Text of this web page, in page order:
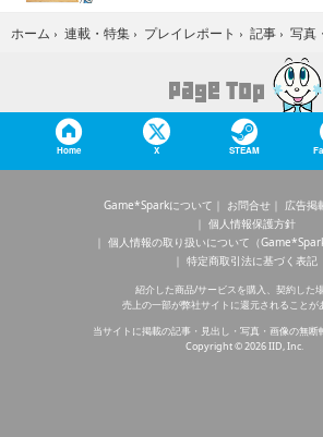
ホーム › 連載・特集 › プレイレポート › 記事 › 写真
Home X STEAM
Game*Sparkについて お問合せ 広告掲
個人情報保護方針
個人情報の取り扱いについて（Game*Spark
特定商取引法に基づく表記
紹介した商品/サービスを購入、契約した場
売上の一部が弊社サイトに還元されることが
当サイトに掲載の記事・見出し・写真・画像の無断
Copyright © 2026 IID, Inc.